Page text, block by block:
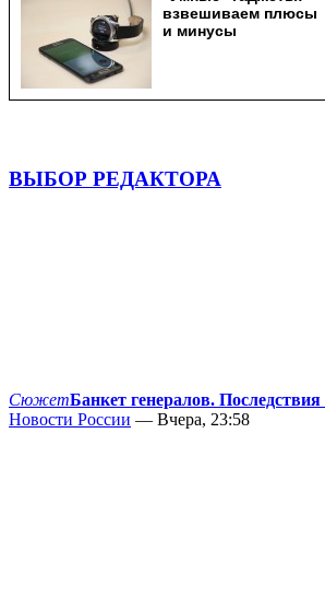
ВЫБОР РЕДАКТОРА
СюжетБанкет генералов.
Новости России — Вчера, 23:58